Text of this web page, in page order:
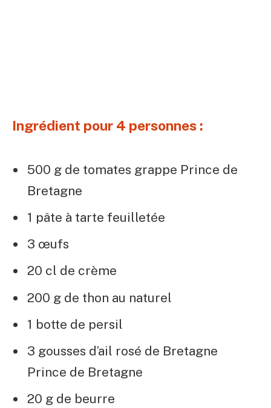
Ingrédient pour 4 personnes :
500 g de tomates grappe Prince de
Bretagne
1 pâte à tarte feuilletée
3 œufs
20 cl de crème
200 g de thon au naturel
1 botte de persil
3 gousses d’ail rosé de Bretagne
Prince de Bretagne
20 g de beurre